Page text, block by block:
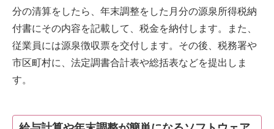
分の清算をしたら、年末調整をした月分の源泉所得税納
付書にその内容を記載して、税金を納付します。また、
従業員には源泉徴収票を交付します。その後、税務署や
市区町村に、法定調書合計表や総括表などを提出しま
す。